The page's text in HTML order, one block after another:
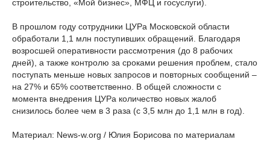
строительство, «Мой бизнес», МФЦ и госуслуги).
В прошлом году сотрудники ЦУРа Московской области
обработали 1,1 млн поступивших обращений. Благодаря
возросшей оперативности рассмотрения (до 8 рабочих
дней), а также контролю за сроками решения проблем, стало
поступать меньше новых запросов и повторных сообщений –
на 27% и 65% соответственно. В общей сложности с
момента внедрения ЦУРа количество новых жалоб
снизилось более чем в 3 раза (с 3,5 млн до 1,1 млн в год).
Материал: News-w.org / Юлия Борисова по материалам